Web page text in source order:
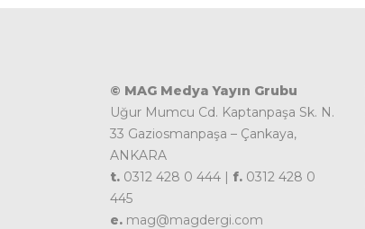
© MAG Medya Yayın Grubu
Uğur Mumcu Cd. Kaptanpaşa Sk. N.
33 Gaziosmanpaşa – Çankaya,
ANKARA
t. 0312 428 0 444 | f. 0312 428 0
445
e. mag@magdergi.com